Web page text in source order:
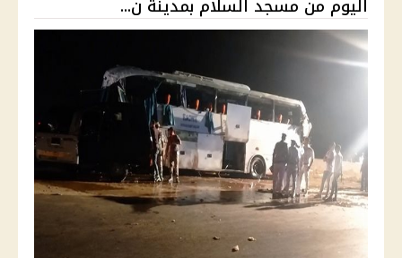
اليوم من مسجد السلام بمدينة ن...